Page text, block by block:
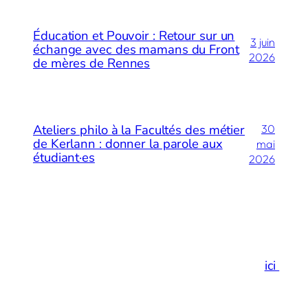
Éducation et Pouvoir : Retour sur un
échange avec des mamans du Front
de mères de Rennes
3 juin
2026
Ateliers philo à la Facultés des métier
de Kerlann : donner la parole aux
étudiant·es
30
mai
2026
ici